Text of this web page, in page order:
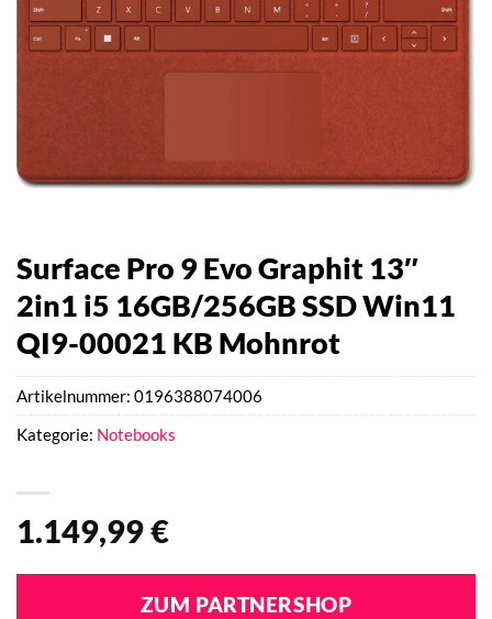
Surface Pro 9 Evo Graphit 13″
2in1 i5 16GB/256GB SSD Win11
QI9-00021 KB Mohnrot
1.149,99€
ZUM PARTNERSHOP
Artikelnummer: 0196388074006
Kategorie: Notebooks